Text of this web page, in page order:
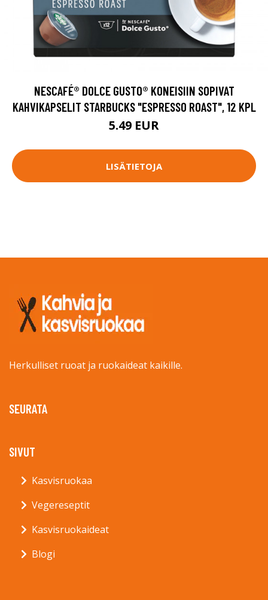
NESCAFÉ® DOLCE GUSTO® KONEISIIN SOPIVAT
KAHVIKAPSELIT STARBUCKS "ESPRESSO ROAST", 12 KPL
5.49 EUR
LISÄTIETOJA
Herkulliset ruoat ja ruokaideat kaikille.
SEURATA
SIVUT
Kasvisruokaa
Vegereseptit
Kasvisruokaideat
Blogi